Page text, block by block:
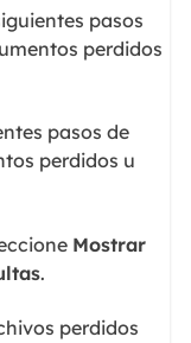
pasos
perdidos
pasos de
perdidos u
Mostrar
.
perdidos